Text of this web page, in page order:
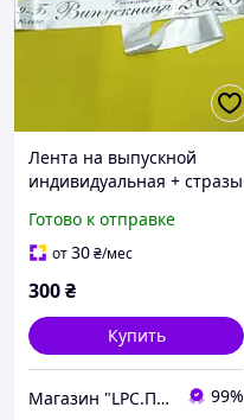
Лента на выпускной
индивидуальная + стразы
Готово к отправке
от30₴/мес
300₴
Купить
Магазин "LPC.Полиграфия" 99%